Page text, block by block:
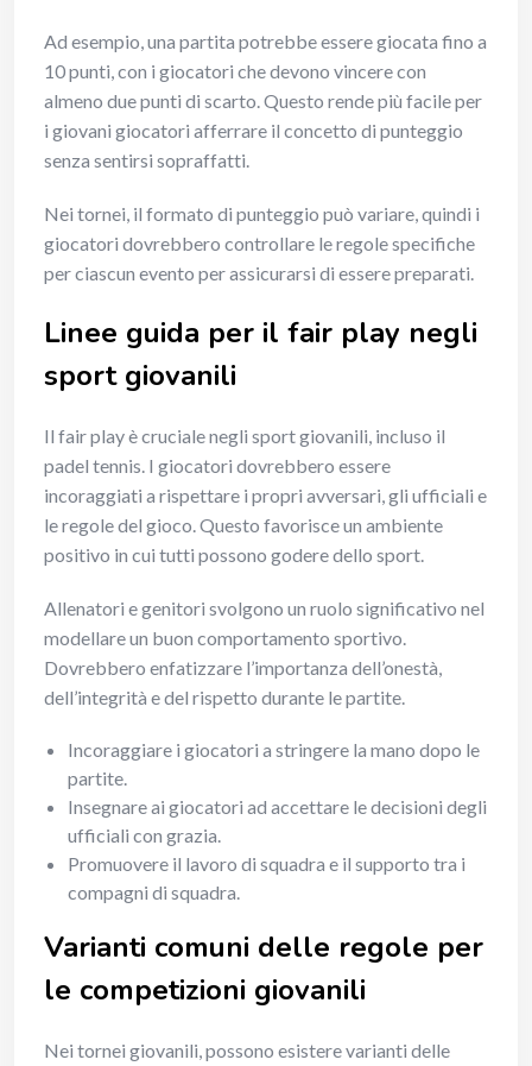
Ad esempio, una partita potrebbe essere giocata fino a
10 punti, con i giocatori che devono vincere con
almeno due punti di scarto. Questo rende più facile per
i giovani giocatori afferrare il concetto di punteggio
senza sentirsi sopraffatti.
Nei tornei, il formato di punteggio può variare, quindi i
giocatori dovrebbero controllare le regole specifiche
per ciascun evento per assicurarsi di essere preparati.
Linee guida per il fair play negli
sport giovanili
Il fair play è cruciale negli sport giovanili, incluso il
padel tennis. I giocatori dovrebbero essere
incoraggiati a rispettare i propri avversari, gli ufficiali e
le regole del gioco. Questo favorisce un ambiente
positivo in cui tutti possono godere dello sport.
Allenatori e genitori svolgono un ruolo significativo nel
modellare un buon comportamento sportivo.
Dovrebbero enfatizzare l’importanza dell’onestà,
dell’integrità e del rispetto durante le partite.
Incoraggiare i giocatori a stringere la mano dopo le
partite.
Insegnare ai giocatori ad accettare le decisioni degli
ufficiali con grazia.
Promuovere il lavoro di squadra e il supporto tra i
compagni di squadra.
Varianti comuni delle regole per
le competizioni giovanili
Nei tornei giovanili, possono esistere varianti delle